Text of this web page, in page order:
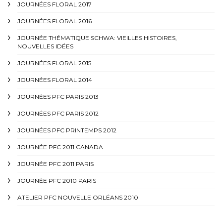
JOURNÉES FLORAL 2017
JOURNÉES FLORAL 2016
JOURNÉE THÉMATIQUE SCHWA: VIEILLES HISTOIRES,
NOUVELLES IDÉES
JOURNÉES FLORAL 2015
JOURNÉES FLORAL 2014
JOURNÉES PFC PARIS 2013
JOURNÉES PFC PARIS 2012
JOURNÉES PFC PRINTEMPS 2012
JOURNÉE PFC 2011 CANADA
JOURNÉE PFC 2011 PARIS
JOURNÉE PFC 2010 PARIS
ATELIER PFC NOUVELLE ORLÉANS 2010